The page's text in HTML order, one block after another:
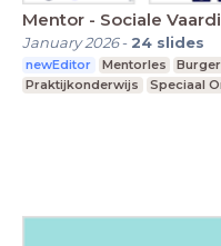
Mentor - Sociale
January 2026- 24 slides
newEditor Mentorles
Praktijkonderwijs
Speciaal